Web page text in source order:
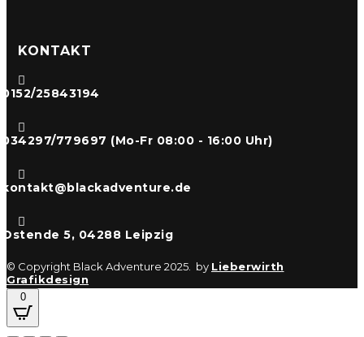
KONTAKT

0152/25843194

034297/779697 (Mo-Fr 08:00 - 16:00 Uhr)

kontakt@blackadventure.de

Ostende 5, 04288 Leipzig
© Copyright Black Adventure 2025. by Lieberwirth
Grafikdesign
0